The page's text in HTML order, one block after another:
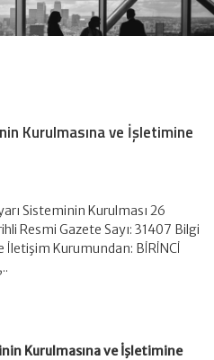
Kurulmasına ve İşletimine
Sisteminin Kurulması 26
Resmi Gazete Sayı: 31407 Bilgi
İletişim Kurumundan: BİRİNCİ
Kurulmasına ve İşletimine